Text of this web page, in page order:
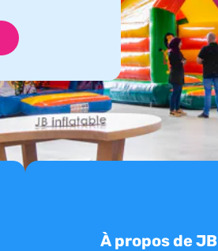
À propos de JB